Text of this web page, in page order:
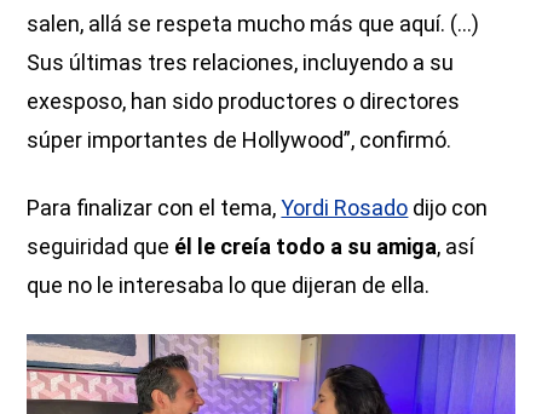
salen, allá se respeta mucho más que aquí. (...)
Sus últimas tres relaciones, incluyendo a su
exesposo, han sido productores o directores
súper importantes de Hollywood”, confirmó.
Para finalizar con el tema,Yordi Rosado dijo con
seguiridad que él le creía todo a su amiga, así
que no le interesaba lo que dijeran de ella.